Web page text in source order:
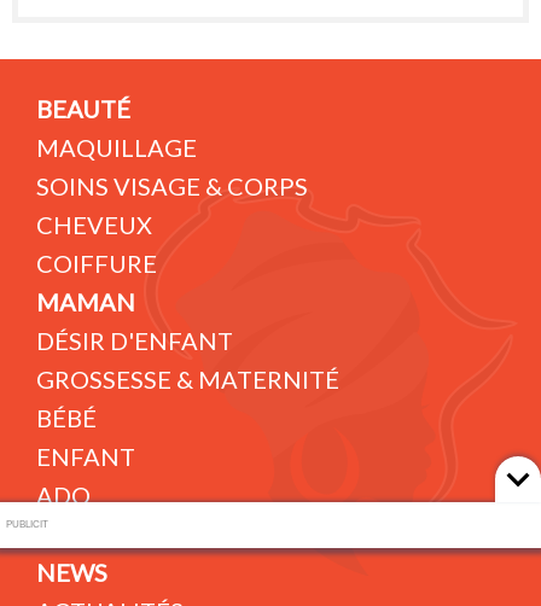
BEAUTÉ
MAQUILLAGE
SOINS VISAGE & CORPS
CHEVEUX
COIFFURE
MAMAN
DÉSIR D'ENFANT
GROSSESSE & MATERNITÉ
BÉBÉ
ENFANT
ADO
CHOISIR UN PRÉNOM
NEWS
PUBLICIT